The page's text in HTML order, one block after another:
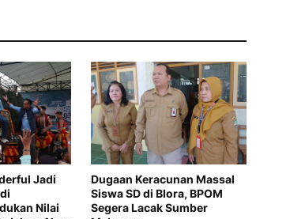
Jadi
Nilai
Dugaan Keracunan Massal
Siswa SD di Blora, BPOM
Segera Lacak Sumber